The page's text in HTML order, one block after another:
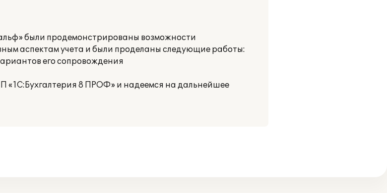
были продемонстрированы возможности
аспектам учета и были проделаны следующие работы:
его сопровождения
8 ПРОФ» и надеемся на дальнейшее